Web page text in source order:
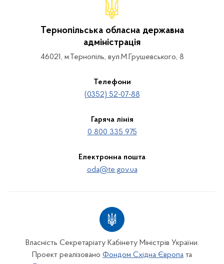
Тернопільська обласна державна
адміністрація
46021, м.Тернопіль, вул.М.Грушевського, 8
Телефони
(0352) 52-07-88
Гаряча лінія
0 800 335 975
Електронна пошта
oda@te.gov.ua
Власність Секретаріату Кабінету Міністрів України.
Проект реалізовано Фондом Східна Європа та